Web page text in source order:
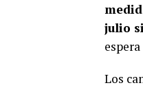
julio
Los